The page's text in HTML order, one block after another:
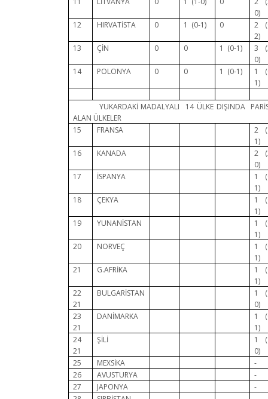
0)
12
HIRVATİSTA 0 1 (0-1) 0
2
2)
13
ÇİN 0 0 1 (0-1)
3
0)
14
POLONYA 0 0 1 (0-1)
1
1)
YUKARDAKİ MADALYALI 14 ÜLKE DIŞINDA PARİS
ALAN ÜLKELER
15
FRANSA
2
1)
16
KANADA
2
0)
17
İSPANYA
1
1)
18
ÇEKYA
1
1)
19
YUNANİSTAN
1
1)
20
NORVEÇ
1
1)
21
G.AFRİKA
1
1)
22
21
BULGARİSTAN
1
0)
23
21
DANİMARKA
1
1)
24
21
ŞİLİ
1
0)
25
MEXSİKA
-
26
AVUSTURYA
-
27
JAPONYA
-